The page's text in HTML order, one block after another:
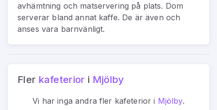
avhämtning och matservering på plats. Dom
serverar bland annat kaffe. De är även och
anses vara barnvänligt.
Fler kafeterior i Mjölby
Vi har inga andra fler kafeterior i Mjölby.